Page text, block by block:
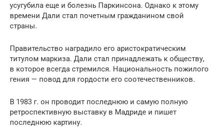
усугубила еще и болезнь Паркинсона. Однако к этому
времени Дали стал почетным гражданином свой
страны.
Правительство наградило его аристократическим
титулом маркиза. Дали стал принадлежать к обществу,
в которое всегда стремился. Национальность пожилого
гения — повод для гордости его соотечественников.
В 1983 г. он проводит последнюю и самую полную
ретроспективную выставку в Мадриде и пишет
последнюю картину.